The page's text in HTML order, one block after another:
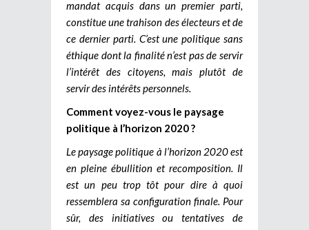
mandat acquis dans un premier parti,
constitue une trahison des électeurs et de
ce dernier parti. C’est une politique sans
éthique dont la finalité n’est pas de servir
l’intérêt des citoyens, mais plutôt de
servir des intérêts personnels.
Comment voyez-vous le paysage
politique à l’horizon 2020 ?
Le paysage politique à l’horizon 2020 est
en pleine ébullition et recomposition. Il
est un peu trop tôt pour dire à quoi
ressemblera sa configuration finale. Pour
sûr, des initiatives ou tentatives de